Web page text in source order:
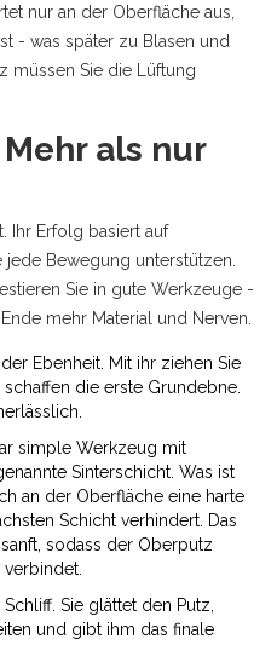
nur an der Oberfläche aus,
- was später zu Blasen und
müssen Sie die Lüftung
als nur
Ihr Erfolg basiert auf
Bewegung unterstützen.
Sie in gute Werkzeuge -
mehr Material und Nerven.
Ebenheit. Mit ihr ziehen Sie
die erste Grundebne.
simple Werkzeug mit
Sinterschicht. Was ist
an der Oberfläche eine harte
Schicht verhindert. Das
sodass der Oberputz
Sie glättet den Putz,
und gibt ihm das finale